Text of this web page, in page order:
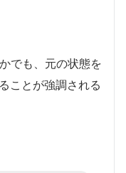
でも、元の状態を
ことが強調される